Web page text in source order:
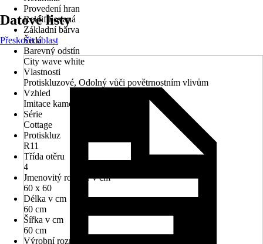
Provedení hran
Rektifikovaná
Základní barva
Šedá
Barevný odstín
City wave white
Vlastnosti
Protiskluzové, Odolný vůči povětrnostním vlivům
Vzhled
Imitace kamene
Série
Cottage
Protiskluz
R11
Třída otěru
4
Jmenovitý rozměr v cm
60 x 60
Délka v cm
60 cm
Šířka v cm
60 cm
Výrobní rozměr (dxš)
Datové listy
Přeskočit oblast